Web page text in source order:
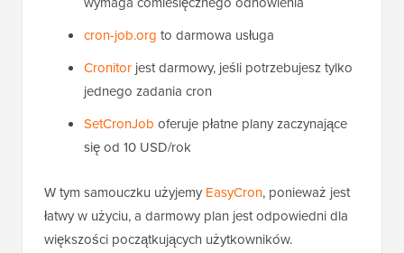
cron-job.org to darmowa usługa
Cronitor jest darmowy, jeśli potrzebujesz tylko
jednego zadania cron
SetCronJob oferuje płatne plany zaczynające
się od 10 USD/rok
W tym samouczku użyjemy EasyCron, ponieważ jest
łatwy w użyciu, a darmowy plan jest odpowiedni dla
większości początkujących użytkowników.